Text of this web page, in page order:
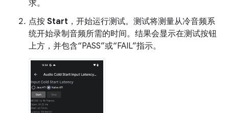
求。
点按 Start ，开始运行测试。测试将测量从冷音频系
统开始录制音频所需的时间。结果会显示在测试按钮
上方，并包含“PASS”或“FAIL”指示。